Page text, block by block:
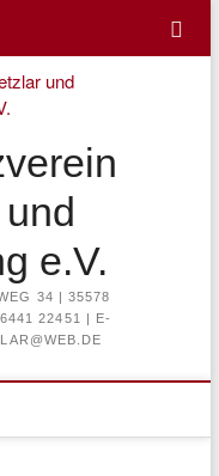
e.V.
34 | 35578
22451 | E-